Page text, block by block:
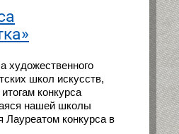
художественного
школ искусств,
конкурса
нашей школы
конкурса в